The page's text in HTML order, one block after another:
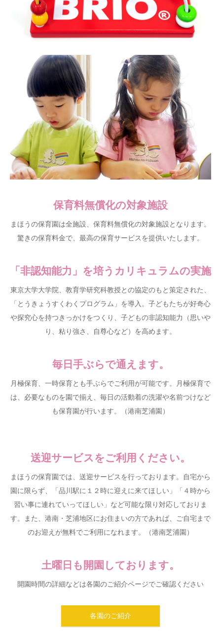
保育料無償化の対象施設
まほうの保育園は全施設、保育料無償化の対象施設となります。
驚きの保育料金で、最高の保育サービスを提供いたします。
「非認知能力」を培うカリキュラムの実施
東京大学大学院、教育学研究科教授との協定のもと策定された、
「とうきょうすくわくプログラム」を導入。子どもたちが好奇心
や探究心を持つきっかけをつくり、子どもの非認知能力（思いや
り、粘り強さ、自尊心など）を高めます。
毎日手ぶらで通えます。
月極保育、一時保育とも手ぶらでご利用が可能です。月極保育で
は、必要なものを園で揃え、毎日の活動着の洗濯や名前つけなど
も保育園が行います。（港南芝浦園）
送迎サービスをご利用ください。
まほうの保育園では、送迎サービスを行っております。自宅から
園に限らず、「品川駅に１２時に迎えに来てほしい」「４時から
習い事に連れていってほしい」など可能な限り対応しておりま
す。また、港南・芝浦地区にお住まいの方であれば、ご自宅まで
のお迎えが無料でご利用になれます。（港南芝浦園）
土曜日も開園しております。
開園時間の詳細などは各園のご紹介ページでご確認ください
各園のご紹介